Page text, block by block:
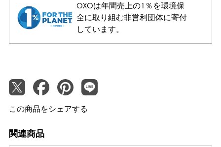
OXOは年間売上の1％を環境保
全に取り組む非営利団体に寄付
しています。
この商品をシェアする
関連商品